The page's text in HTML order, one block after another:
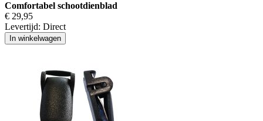
Comfortabel schootdienblad
€ 29,95
Levertijd: Direct
In winkelwagen